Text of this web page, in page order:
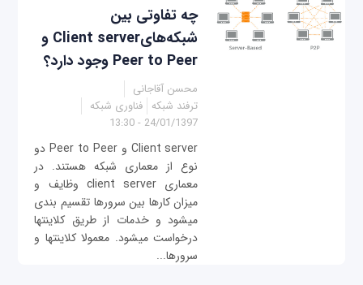
چه تفاوتی بین
شبکه‌هایClient server و
Peer to Peer وجود دارد؟
محسن آقاجانی
ترفند شبکه فناوری شبکه
24/01/1397 - 13:30
Client server و Peer to Peer دو
نوع از معماری شبکه هستند. در
معماری client server وظایف و
میزان کارها بین سرورها تقسیم بندی
می‎شود و خدمات از طریق کلاینت‎ها
درخواست می‎شود. معمولا کلاینت‎ها و
سرورها...